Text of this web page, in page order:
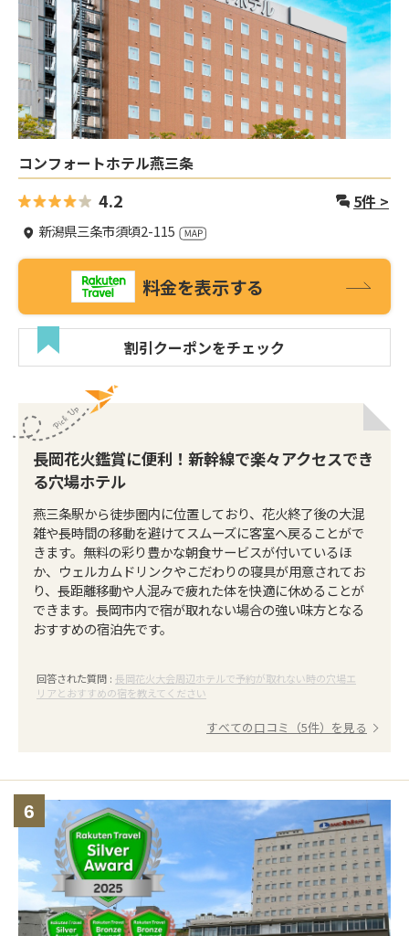
コンフォートホテル燕三条
4.2 5件 >
新潟県三条市須頃2-115
料金を表示する
割引クーポンをチェック
長岡花火鑑賞に便利！新幹線で楽々アクセスでき
る穴場ホテル
燕三条駅から徒歩圏内に位置しており、花火終了後の大混
雑や長時間の移動を避けてスムーズに客室へ戻ることがで
きます。無料の彩り豊かな朝食サービスが付いているほ
か、ウェルカムドリンクやこだわりの寝具が用意されてお
り、長距離移動や人混みで疲れた体を快適に休めることが
できます。長岡市内で宿が取れない場合の強い味方となる
おすすめの宿泊先です。
回答された質問 : 長岡花火大会周辺ホテルで予約が取れない時の穴場エ
リアとおすすめの宿を教えてください
すべての口コミ（5件）を見る
6